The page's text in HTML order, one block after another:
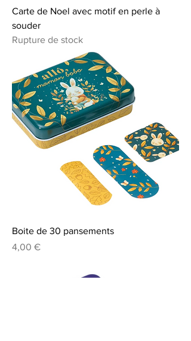
Carte de Noel avec motif en perle à
souder
Rupture de stock
Boite de 30 pansements
Prix
4,00 €